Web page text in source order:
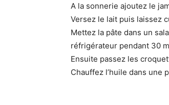
A la sonnerie ajoutez le
Versez le lait puis laissez
Mettez la pâte dans un
réfrigérateur pendant 30
Ensuite passez les
Chauffez l’huile dans